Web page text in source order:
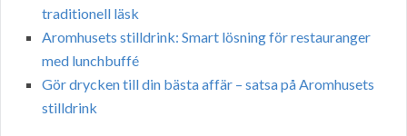
traditionell läsk
Aromhusets stilldrink: Smart lösning för restauranger
med lunchbuffé
Gör drycken till din bästa affär – satsa på Aromhusets
stilldrink